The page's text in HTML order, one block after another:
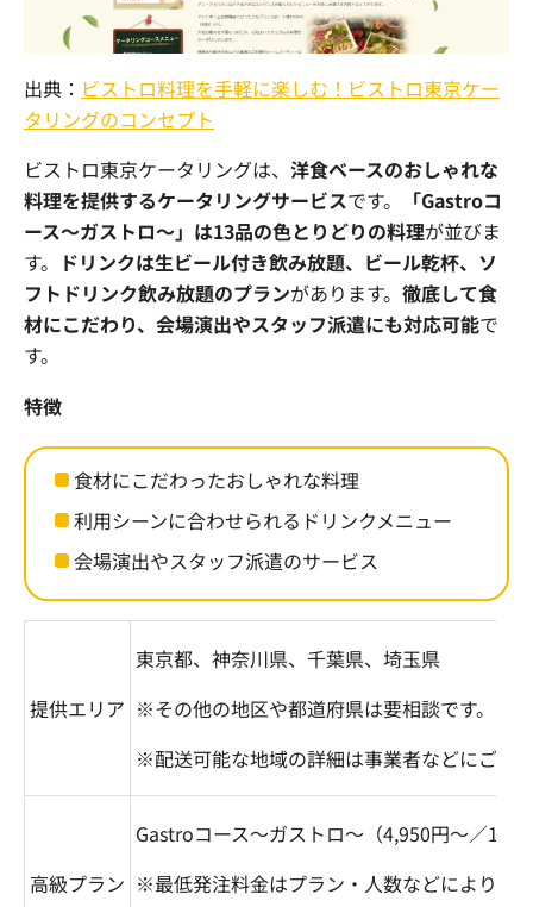
出典： ビストロ料理を手軽に楽しむ！ビストロ東京ケー
タリングのコンセプト
ビストロ東京ケータリングは、 洋食ベースのおしゃれな
料理を提供するケータリングサービスです。
「Gastroコ
ース～ガストロ～」は13品の色とりどりの料理が並びま
す。 ドリンクは生ビール付き飲み放題、ビール乾杯、ソ
フトドリンク飲み放題のプランがあります。 徹底して食
材にこだわり、会場演出やスタッフ派遣にも対応可能で
す。
特徴
食材にこだわったおしゃれな料理
利用シーンに合わせられるドリンクメニュー
会場演出やスタッフ派遣のサービス
提供エリア
東京都、神奈川県、千葉県、埼玉県
※その他の地区や都道府県は要相談です。
※配送可能な地域の詳細は事業者などにご確
高級プラン
Gastroコース～ガストロ～（4,950円～／1
※最低発注料金はプラン・人数などにより異